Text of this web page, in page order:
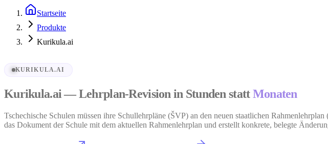
Startseite
Produkte
Kurikula.ai
KURIKULA.AI
Kurikula.ai — Lehrplan-Revision in Stunden stattMonaten
Tschechische Schulen müssen ihre Schullehrpläne (ŠVP) an den neuen staatlichen
das Dokument der Schule mit dem aktuellen Rahmenlehrplan und erstellt konkrete, belegte